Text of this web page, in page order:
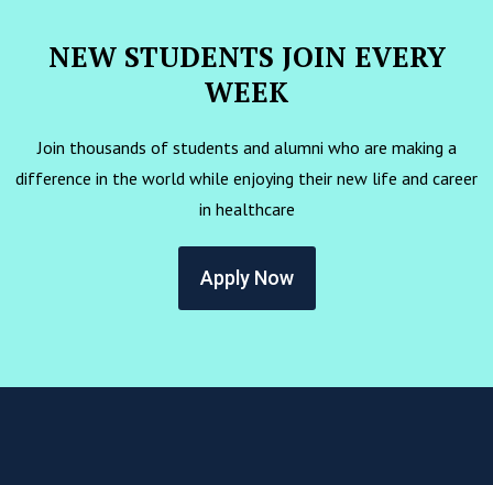
NEW STUDENTS JOIN EVERY
WEEK
Join thousands of students and alumni who are making a
difference in the world while enjoying their new life and career
in healthcare
Apply Now